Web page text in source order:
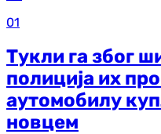
01
Тукли га због
полиција их
аутомобилу
новцем